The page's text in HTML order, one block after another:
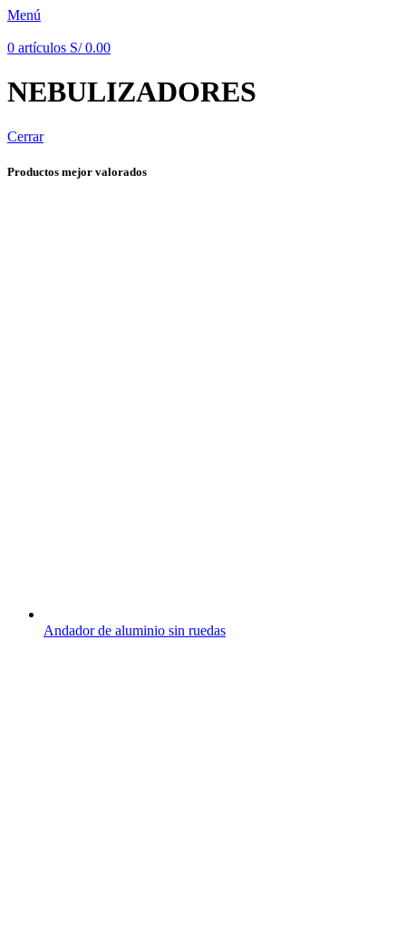
Menú
0 artículos S/0.00
NEBULIZADORES
Cerrar
Productos mejor valorados
Andador de aluminio sin ruedas